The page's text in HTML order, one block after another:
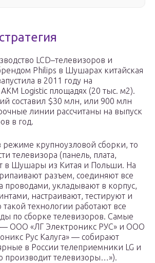
LCD–телевизоров и
Philips в Шушарах китайская
в 2011 году на
Logistic площадях (20 тыс. м2).
составил $30 млн, или 900 млн
линии рассчитаны на выпуск
в год.
режиме крупноузловой сборки, то
телевизора (панель, плата,
в Шушары из Китая и Польши. На
разъем, соединяют все
проводами, укладывают в корпус,
настраивают, тестируют и
технологии работают все
по сборке телевизоров. Самые
ООО «ЛГ Электроникс РУС» и ООО
Рус Калуга» — собирают
в России телеприемники LG и
производит телевизоры…»).